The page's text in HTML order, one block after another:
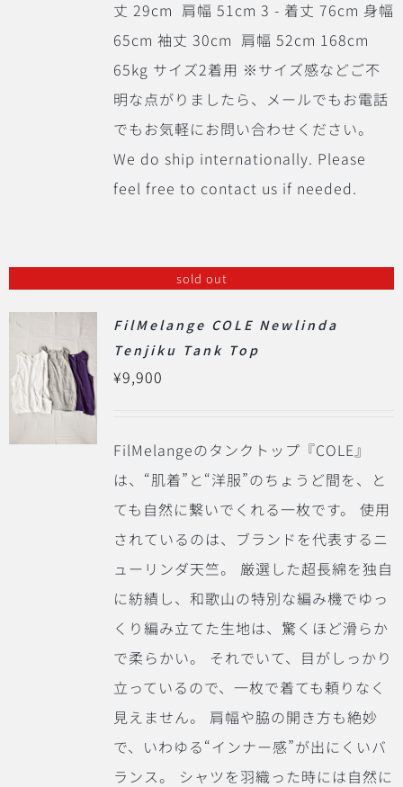
丈 29cm 肩幅 51cm 3 - 着丈 76cm 身幅
65cm 袖丈 30cm 肩幅 52cm 168cm
65kg サイズ2着用 ※サイズ感などご不
明な点がりましたら、メールでもお電話
でもお気軽にお問い合わせください。
We do ship internationally. Please
feel free to contact us if needed.
sold out
FilMelange COLE Newlinda
Tenjiku Tank Top
¥9,900
FilMelangeのタンクトップ『COLE』
は、“肌着”と“洋服”のちょうど間を、と
ても自然に繋いでくれる一枚です。 使用
されているのは、ブランドを代表するニ
ューリンダ天竺。 厳選した超長綿を独自
に紡績し、和歌山の特別な編み機でゆっ
くり編み立てた生地は、驚くほど滑らか
で柔らかい。 それでいて、目がしっかり
立っているので、一枚で着ても頼りなく
見えません。 肩幅や脇の開き方も絶妙
で、いわゆる“インナー感”が出にくいバ
ランス。 シャツを羽織った時には自然に